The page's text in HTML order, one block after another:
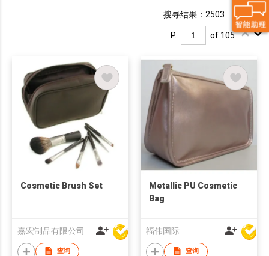
搜寻结果：2503
P. of 105
Cosmetic Brush Set
嘉宏制品有限公司
查询
Metallic PU Cosmetic
Bag
福伟国际
查询